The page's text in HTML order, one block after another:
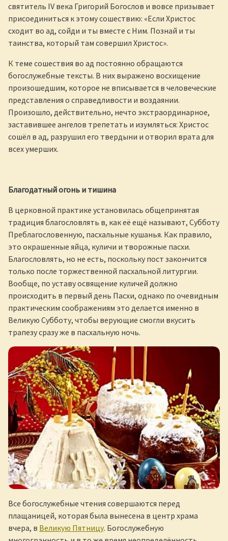
святитель IV века Григорий Богослов и вовсе призывает
присоединиться к этому сошествию: «Если Христос
сходит во ад, сойди и ты вместе с Ним. Познай и ты
таинства, который там совершил Христос».
К теме сошествия во ад постоянно обращаются
богослужебные тексты. В них выражено восхищение
произошедшим, которое не вписывается в человеческие
представления о справедливости и воздаянии.
Произошло, действительно, нечто экстраординарное,
заставившее ангелов трепетать и изумляться: Христос
сошёл в ад, разрушил его твердыни и отворил врата для
всех умерших.
Благодатный огонь и тишина
В церковной практике установилась общепринятая
традиция благословлять в, как её ещё называют, Субботу
Преблагословенную, пасхальные кушанья. Как правило,
это окрашенные яйца, куличи и творожные пасхи.
Благословлять, но не есть, поскольку пост закончится
только после торжественной пасхальной литургии.
Вообще, по уставу освящение куличей должно
происходить в первый день Пасхи, однако по очевидным
практическим соображениям это делается именно в
Великую Субботу, чтобы верующие смогли вкусить
трапезу сразу же в пасхальную ночь.
Все богослужебные чтения совершаются перед
плащаницей, которая была вынесена в центр храма
вчера, в Великую Пятницу. Богослужебную